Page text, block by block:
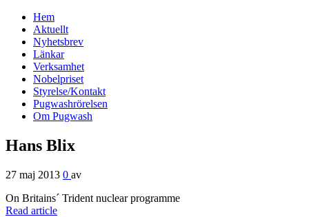
Svenska Pugwash
Hem
Aktuellt
Nyhetsbrev
Länkar
Verksamhet
Nobelpriset
Styrelse/Kontakt
Pugwashrörelsen
Om Pugwash
Hans Blix
27 maj 2013 0 av
On Britains´ Trident nuclear programme
Read article